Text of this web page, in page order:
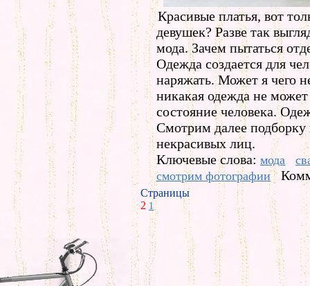
Красивые платья, вот
девушек? Разве так
мода. Зачем пытаться
Одежда создается для
наряжать. Может я чего
никакая одежда не может
состояние человека.
Смотрим далее подборку
некрасивых лиц.
Ключевые слова: мода
смотрим фотографии
Страницы
2 1